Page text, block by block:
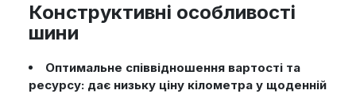
Конструктивні особливості
шини
Оптимальне співвідношення вартості та
ресурсу: дає низьку ціну кілометра у щоденній